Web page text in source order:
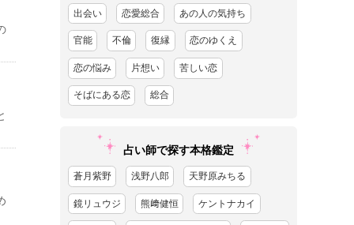
出会い 恋愛総合 あの人の気持ち
官能 不倫 復縁 恋のゆくえ
恋の悩み 片想い 苦しい恋
そばにある恋 総合
占い師で探す本格鑑定
蒼月紫野 浅野八郎 天野原みちる
鏡リュウジ 熊﨑健恒 ケントナカイ